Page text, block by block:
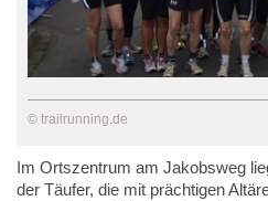
© trailrunning.de
Im Ortszentrum am Jakobsweg
der Täufer, die mit prächtigen